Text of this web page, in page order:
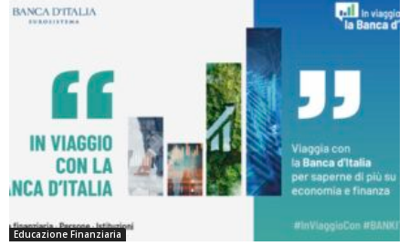
Educazione Finanziaria